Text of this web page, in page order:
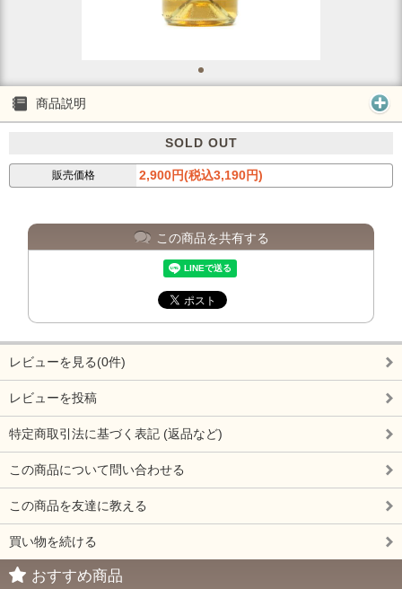
商品説明
SOLD OUT
販売価格 2,900円(税込3,190円)
この商品を共有する
レビューを見る(0件)
レビューを投稿
特定商取引法に基づく表記 (返品など)
この商品について問い合わせる
この商品を友達に教える
買い物を続ける
おすすめ商品